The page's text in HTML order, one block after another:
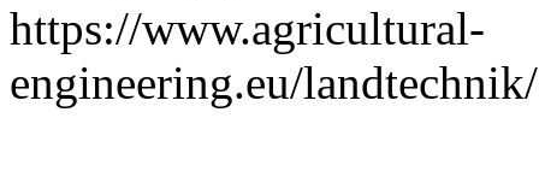
https://www.agricultural-
engineering.eu/